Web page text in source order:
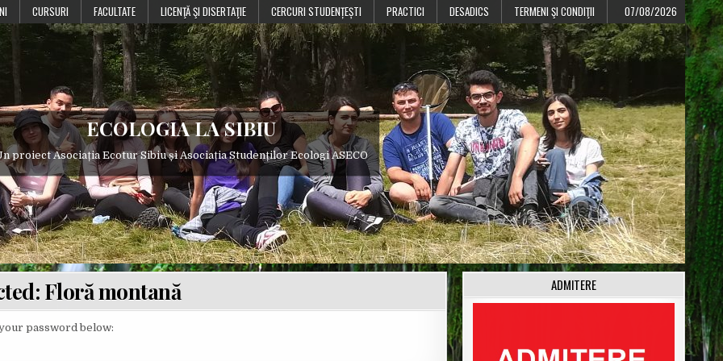
CURSURI FACULTATE LICENŢĂ ŞI DISERTAŢIE CERCURI STUDENȚEȘTI PRACTICI DESADICS TERMENI ŞI CONDIŢII 07/08/2026
ECOLOGIA LA SIBIU
proiect Asociația Ecotur Sibiu și Asociația Studenților Ecologi ASECO
Floră montană
password below:
ADMITERE